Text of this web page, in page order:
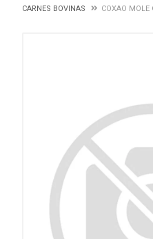
CARNES BOVINAS
COXAO MOLE